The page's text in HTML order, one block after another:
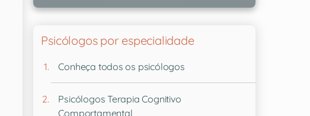
Psicólogos por especialidade
Conheça todos os psicólogos
Psicólogos Terapia Cognitivo
Comportamental